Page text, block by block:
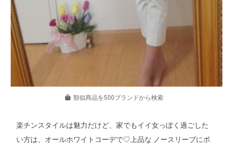
類似商品を500ブランドから検索
楽チンスタイルは魅力だけど、家でもイイ女っぽく過ごした
い方は、オールホワイトコーデで♡上品な ノースリーブにポ